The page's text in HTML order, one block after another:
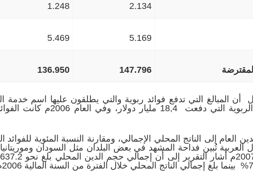
2.134
1.248
5.169
5.469
147.796
136.950
العام إلى الناتج المحلي الإجمالي، ومقارنة النسبة المئوية
العربية تُبين فداحة المشهد في بعض البلدان مثل السودان